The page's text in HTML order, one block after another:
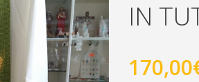
IN
170,00